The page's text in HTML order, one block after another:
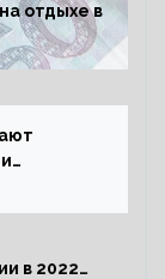
отдыхе в
в 2022